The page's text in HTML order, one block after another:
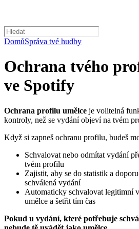
DomůSpráva tvé hudby
Ochrana tvého
ve Spotify
Ochrana profilu umělce je volitelná
kontroly, než se vydání objeví na tvém
Když si zapneš ochranu profilu, budeš
Schvalovat nebo odmítat vydání
tvém profilu
Zajistit, aby se do statistik a
schválená vydání
Automaticky schvalovat legitimní
umělce a šetřit tím čas
Pokud u vydání, které potřebuje